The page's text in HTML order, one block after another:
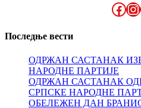
Последње вести
ОДРЖАН САСТАНАК
НАРОДНЕ ПАРТИЈЕ
ОДРЖАН САСТАНАК
СРПСКЕ НАРОДНЕ
ОБЕЛЕЖЕН ДАН